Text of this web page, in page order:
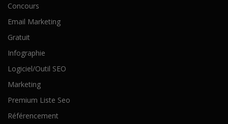
Concours
Email Marketing
Gratuit
Infographie
Logiciel/Outil SEO
Marketing
Premium Liste Seo
Référencement